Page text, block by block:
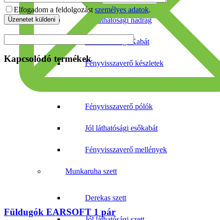
Jól láthatósági nadrág
Jól láthatósági Kabát
Fényvisszaverő készletek
Fényvisszaverő pólók
Jól láthatósági esőkabát
Fényvisszaverő mellények
Munkaruha szett
Derekas szett
Elfogadom a feldolgozást személyes adatok.
Kapcsolódó termékek
Füldugók EARSOFT 1 pár